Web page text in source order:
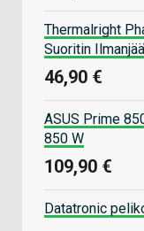
Thermalright
Suoritin
46,90 €
ASUS Prime
850 W
109,90 €
Datatronic